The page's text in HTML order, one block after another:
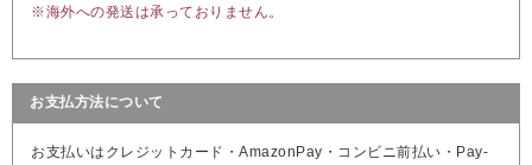
※海外への発送は承っておりません。
お支払方法について
お支払いはクレジットカード・AmazonPay・コンビニ前払い・Pay-